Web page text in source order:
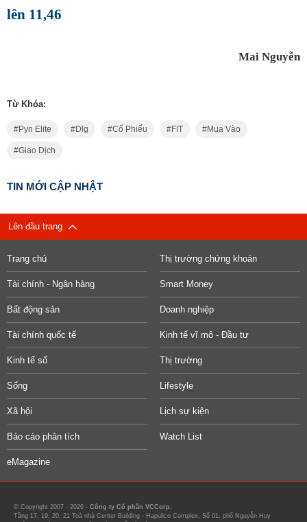
lên 11,46
Mai Nguyễn
Từ Khóa:
Pyn Elite Dlg Cổ Phiếu FIT Mua Vào
Giao Dịch
TIN MỚI CẬP NHẬT
Lên đầu trang
Trang chủ Thị trường chứng khoán
Tài chính - Ngân hàng Smart Money
Bất động sản Doanh nghiệp
Tài chính quốc tế Kinh tế vĩ mô - Đầu tư
Kinh tế số Thị trường
Sống Lifestyle
Xã hội Lịch sự kiện
Báo cáo phân tích Watch List
eMagazine
© Copyright 2007 - 2026 - Công ty Cổ phần VCCorp.
Tầng 17, 19, 20, 21 Toà nhà Center Building - Hapulico Complex, Số 01, phố Nguyễn Huy